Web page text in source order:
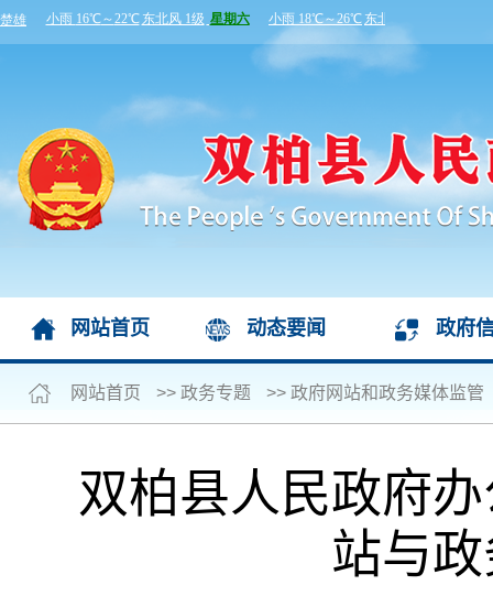
网站首页 动态要闻 政府
网站首页 >> 政务专题 >> 政府网站和政务媒体监管
双柏县人民政府
站与